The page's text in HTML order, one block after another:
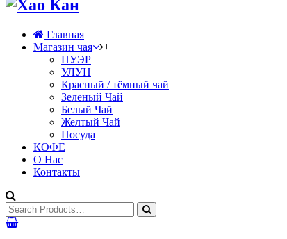
Главная
Магазин чая
+
ПУЭР
УЛУН
Красный / тёмный чай
Зеленый Чай
Белый Чай
Желтый Чай
Посуда
КОФЕ
О Нас
Контакты